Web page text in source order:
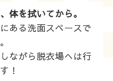
体を拭いてから。
ある洗面スペースで
ながら脱衣場へは行
！